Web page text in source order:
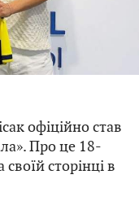
офіційно став
Про це 18-
сторінці в